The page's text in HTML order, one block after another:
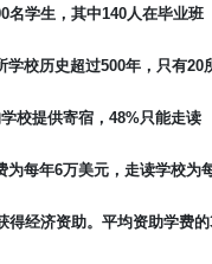
名学生，其中140人在毕业班
学校历史超过500年，只有20
校提供寄宿， 48%只能走读
为每年6万美元，走读学校为
得经济资助。平均资助学费的